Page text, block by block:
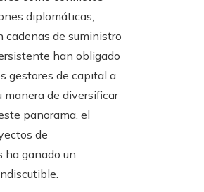
diplomáticas,
cadenas de suministro
han obligado
gestores de capital a
manera de diversificar
panorama, el
de
ha ganado un